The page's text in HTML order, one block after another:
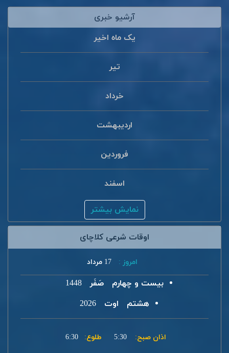
آرشیو خبری
یک ماه اخیر
تیر
خرداد
اردیبهشت
فروردین
اسفند
نمایش بیشتر
اوقات شرعی کلاچای
امروز : 17 مرداد
بیست و چهارم صَفَر
1448
هشتم
اوت 2026
اذان صبح: 5:30 طلوع: 6:30